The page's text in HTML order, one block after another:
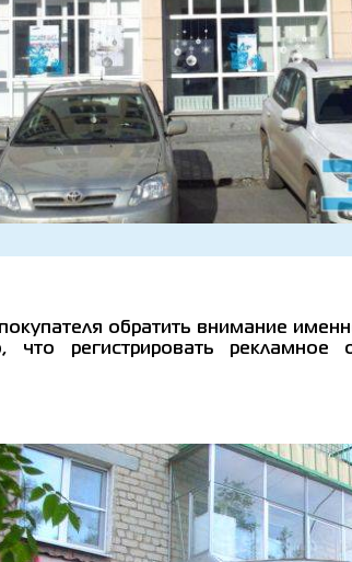
обратить внимание
регистрировать